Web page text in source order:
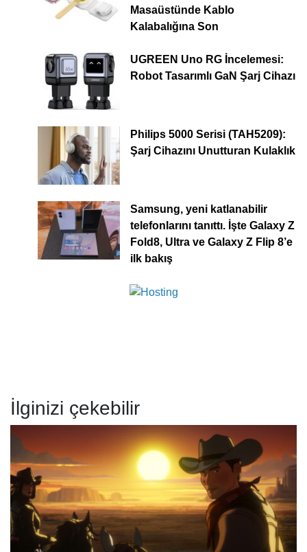
Masaüstünde Kablo
Kalabalığına Son
UGREEN Uno RG İncelemesi:
Robot Tasarımlı GaN Şarj Cihazı
Philips 5000 Serisi (TAH5209):
Şarj Cihazını Unutturan Kulaklık
Samsung, yeni katlanabilir
telefonlarını tanıttı. İşte Galaxy Z
Fold8, Ultra ve Galaxy Z Flip 8’e
ilk bakış
İlginizi çekebilir